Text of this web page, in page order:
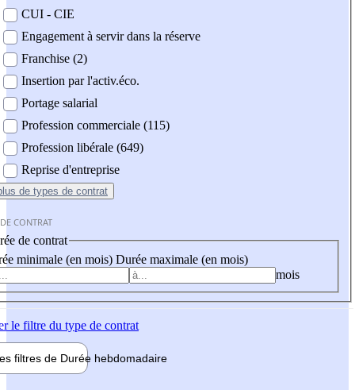
CUI - CIE
Engagement à servir dans la réserve
Franchise (2)
Insertion par l'activ.éco.
Portage salarial
Profession commerciale (115)
Profession libérale (649)
Reprise d'entreprise
de types de contrat
CONTRAT
de contrat
minimale (en mois) Durée maximale (en mois)
mois
le filtre du type de contrat
filtres de Durée hebdomadaire